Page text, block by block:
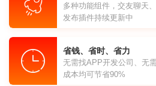
多种功能组件，交友聊天
发布插件持续更新中
省钱、省时、省力
无需找APP开发公司、无
成本均可节省90%